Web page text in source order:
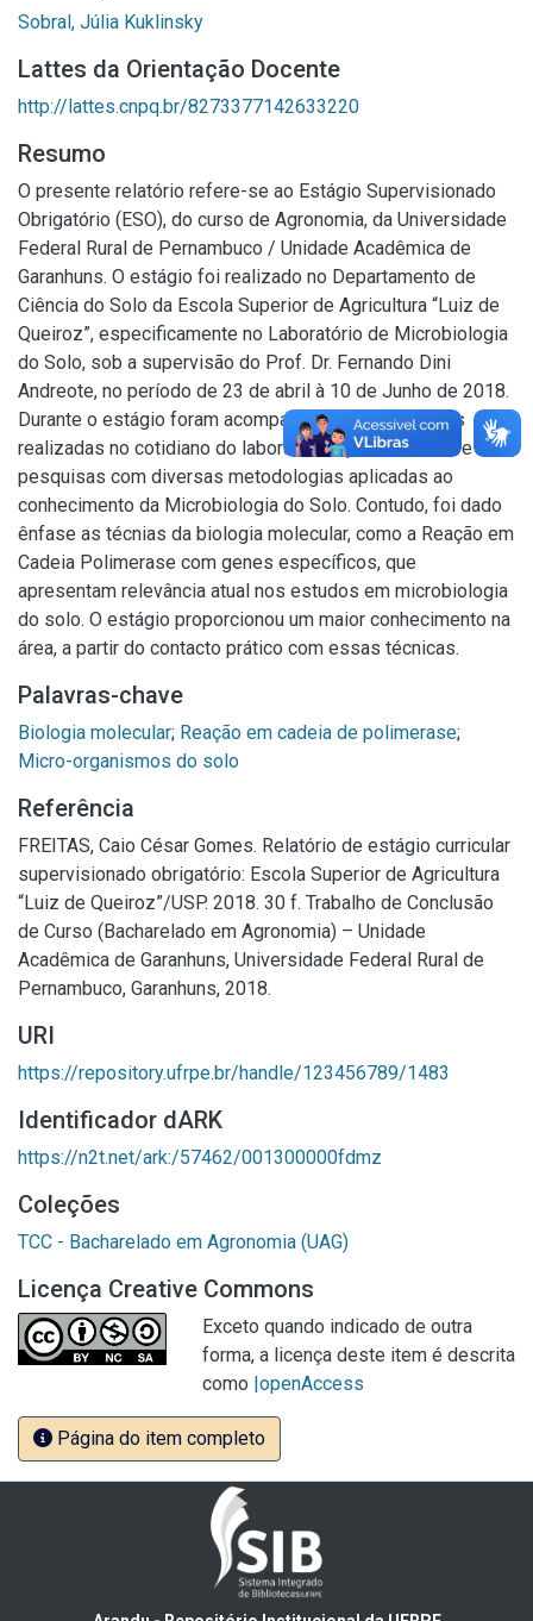
Sobral, Júlia Kuklinsky
Lattes da Orientação Docente
http://lattes.cnpq.br/8273377142633220
Resumo
O presente relatório refere-se ao Estágio Supervisionado
Obrigatório (ESO), do curso de Agronomia, da Universidade
Federal Rural de Pernambuco / Unidade Acadêmica de
Garanhuns. O estágio foi realizado no Departamento de
Ciência do Solo da Escola Superior de Agricultura “Luiz de
Queiroz”, especificamente no Laboratório de Microbiologia
do Solo, sob a supervisão do Prof. Dr. Fernando Dini
Andreote, no período de 23 de abril à 10 de Junho de 2018.
Durante o estágio foram acompanhadas as atividades
realizadas no cotidiano do laboratório, que desenvolve
pesquisas com diversas metodologias aplicadas ao
conhecimento da Microbiologia do Solo. Contudo, foi dado
ênfase as técnias da biologia molecular, como a Reação em
Cadeia Polimerase com genes específicos, que
apresentam relevância atual nos estudos em microbiologia
do solo. O estágio proporcionou um maior conhecimento na
área, a partir do contacto prático com essas técnicas.
Palavras-chave
Biologia molecular; Reação em cadeia de polimerase;
Micro-organismos do solo
Referência
FREITAS, Caio César Gomes. Relatório de estágio curricular
supervisionado obrigatório: Escola Superior de Agricultura
“Luiz de Queiroz”/USP. 2018. 30 f. Trabalho de Conclusão
de Curso (Bacharelado em Agronomia) – Unidade
Acadêmica de Garanhuns, Universidade Federal Rural de
Pernambuco, Garanhuns, 2018.
URI
https://repository.ufrpe.br/handle/123456789/1483
Identificador dARK
https://n2t.net/ark:/57462/001300000fdmz
Coleções
TCC - Bacharelado em Agronomia (UAG)
Licença Creative Commons
Exceto quando indicado de outra
forma, a licença deste item é descrita
como |openAccess
Página do item completo